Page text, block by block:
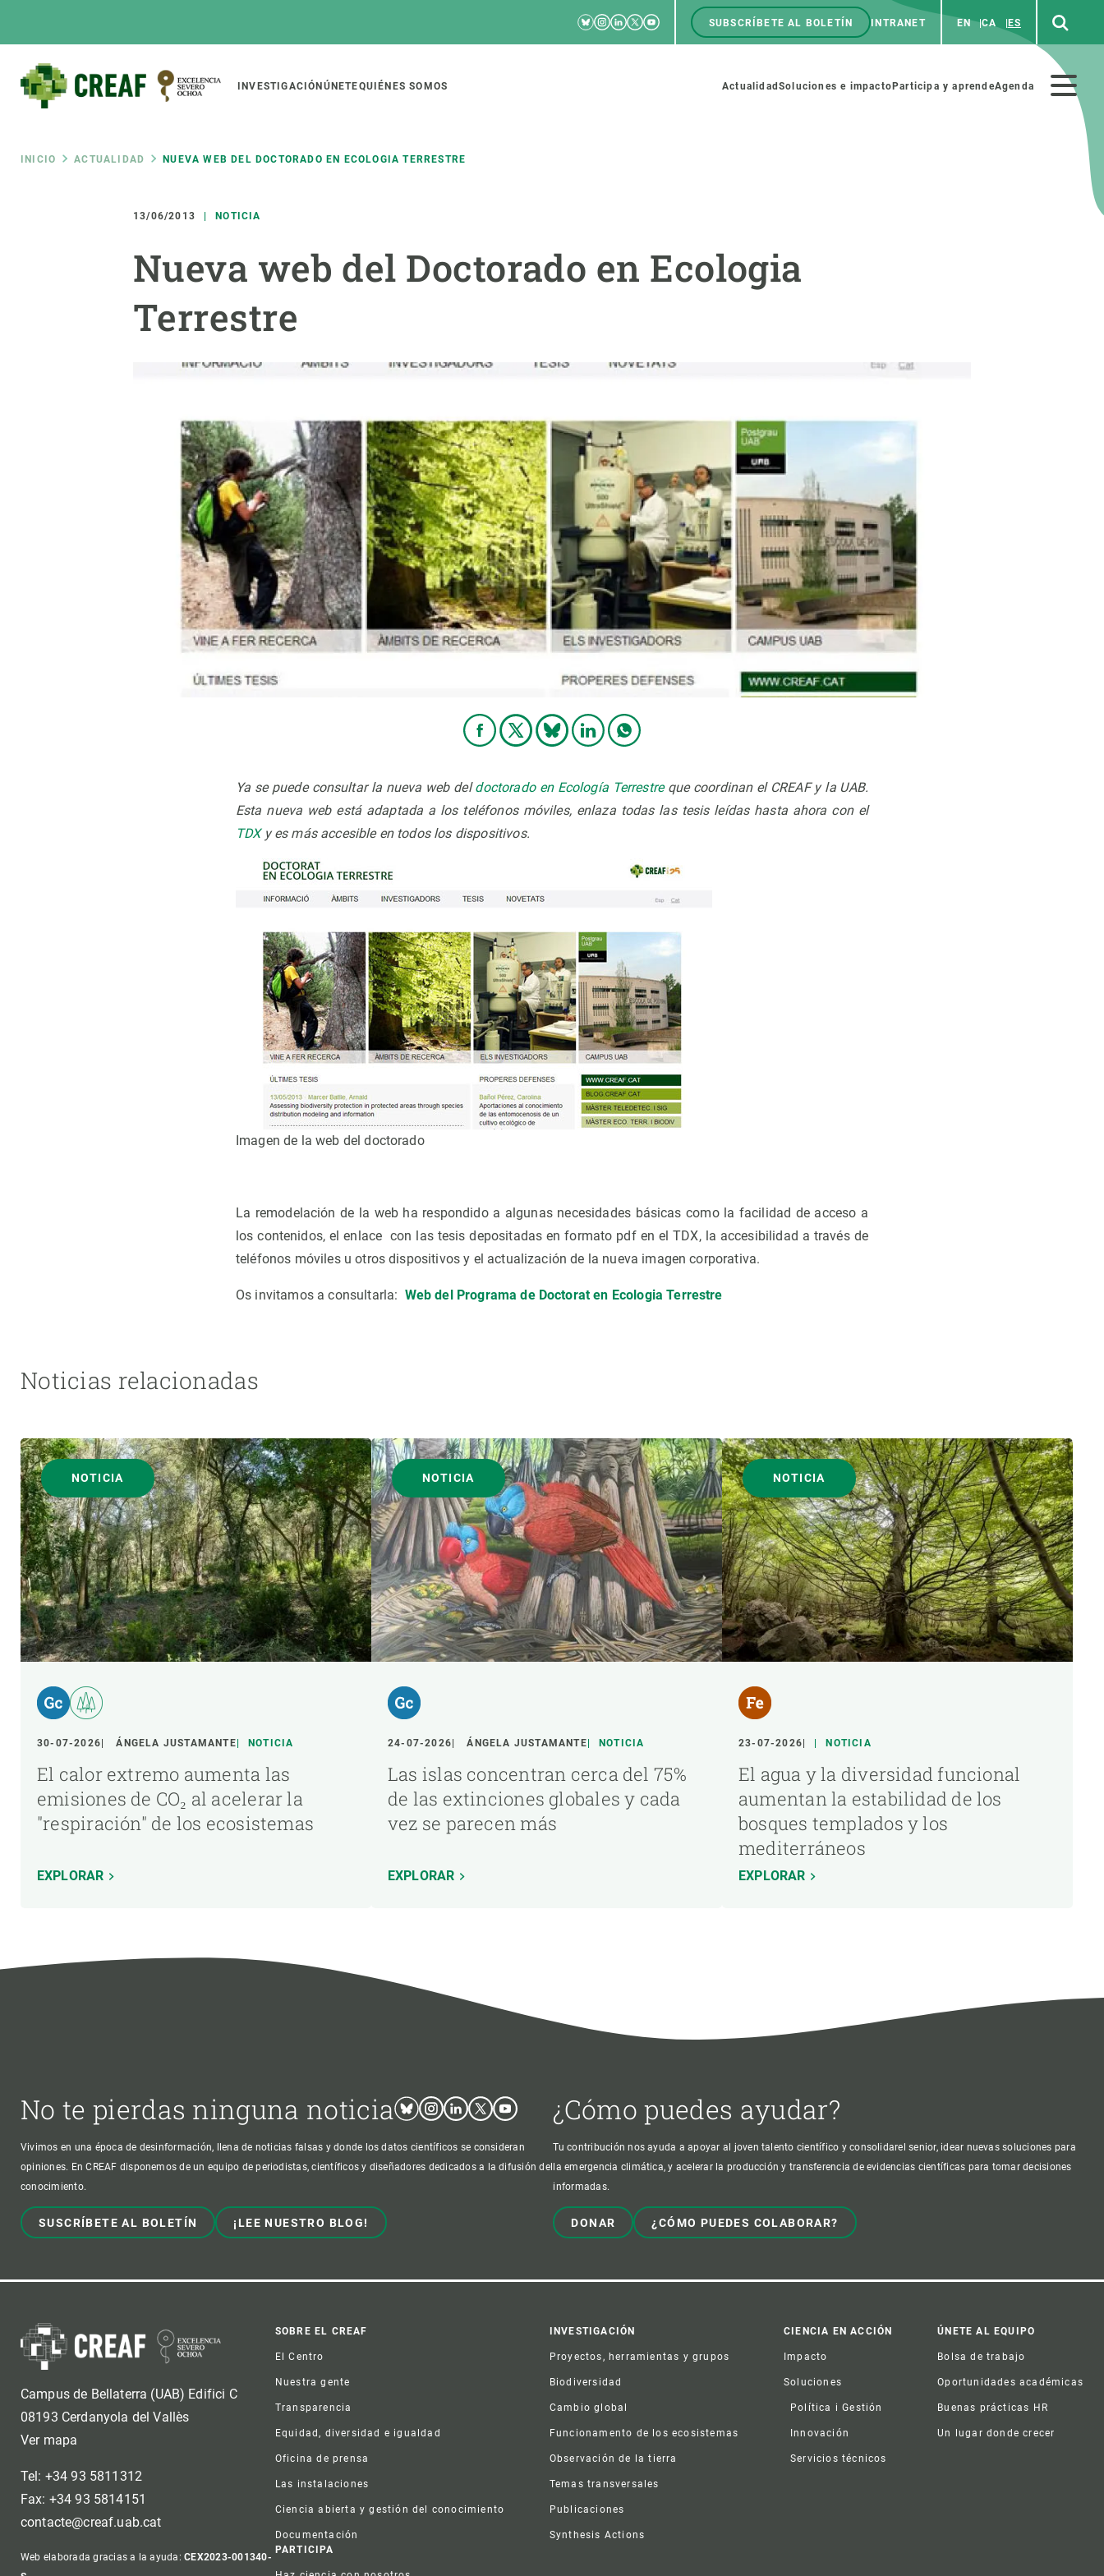
RRSS
Bluesky
Instagram
Linkedin
TwitterYoutube
Menú
top
SUBSCRÍBETE AL BOLETÍN INTRANET EN CA ES
Main
navigation
INVESTIGACIÓN ÚNETEQUIÉNES SOMOS
Menú
Actualidad Soluciones e impacto Participa y aprendeAgenda
Ruta
navegación
INICIO ACTUALIDAD NUEVA WEB DEL DOCTORADO EN ECOLOGIA TERRESTRE
13/06/2013 NOTICIA
Nueva web del Doctorado en Ecologia
Terrestre
Ya se puede consultar la nueva web deldoctorado en Ecología Terrestreque coordinan el CREAF y la UAB.
Esta nueva web está adaptada a los teléfonos móviles, enlaza todas las tesis leídas hasta ahora con el
TDX y es más accesible en todos los dispositivos.
Imagen de la web del doctorado
La remodelación de la web ha respondido a algunas necesidades básicas como la facilidad de acceso a
los contenidos, el enlace con las tesis depositadas en formato pdf en el TDX, la accesibilidad a través de
teléfonos móviles u otros dispositivos y el actualización de la nueva imagen corporativa.
Os invitamos a consultarla: Web del Programa de Doctorat en Ecologia Terrestre
Noticias relacionadas
NOTICIA
30-07-2026 ÁNGELA JUSTAMANTE NOTICIA
El calor extremo aumenta las
emisiones de CO₂ al acelerar la
"respiración" de los ecosistemas
EXPLORAR
NOTICIA
24-07-2026 ÁNGELA JUSTAMANTE NOTICIA
Las islas concentran cerca del 75%
de las extinciones globales y cada
vez se parecen más
EXPLORAR
NOTICIA
23-07-2026 NOTICIA
El agua y la diversidad funcional
aumentan la estabilidad de los
bosques templados y los
mediterráneos
EXPLORAR
No te pierdas ninguna noticiaBlueskyInstagram
LinkedinTwitterYoutube
Vivimos en una época de desinformación, llena de noticias falsas y donde los datos científicos se consideran
opiniones. En CREAF disponemos de un equipo de periodistas, científicos y diseñadores dedicados a la difusión del
conocimiento.
SUSCRÍBETE AL BOLETÍN ¡LEE NUESTRO BLOG!
¿Cómo puedes ayudar?
Tu contribución nos ayuda a apoyar al joven talento científico y consolidarel senior, idear nuevas soluciones para
la emergencia climática, y acelerar la producción y transferencia de evidencias científicas para tomar decisiones
informadas.
DONAR ¿CÓMO PUEDES COLABORAR?
Campus de Bellaterra (UAB) Edifici C
08193 Cerdanyola del Vallès
Ver mapa
Tel: +34 93 5811312
Fax: +34 93 5814151
contacte@creaf.uab.cat
Web elaborada gracias a la ayuda:CEX2023-001340-
Footer
SOBRE EL CREAF
El Centro
Nuestra gente
Transparencia
Equidad, diversidad e igualdad
Oficina de prensa
Las instalaciones
Ciencia abierta y gestión del conocimiento
Documentación
INVESTIGACIÓN
Proyectos, herramientas y grupos
Biodiversidad
Cambio global
Funcionamento de los ecosistemas
Observación de la tierra
Temas transversales
Publicaciones
Synthesis Actions
CIENCIA EN ACCIÓN
Impacto
Soluciones
Política i Gestión
Innovación
Servicios técnicos
ÚNETE AL EQUIPO
Bolsa de trabajo
Oportunidades académicas
Buenas prácticas HR
Un lugar donde crecer
PARTICIPA
Featured
responsive
Responsive
menu
Equidad, Diversidad e Inclusión (EDI)
Ciencia abierta y gestión del conocimiento
Directorio de investigación
Publicaciones
Synthesis Actions
Impacto Bolsa de trabajo
Visitante o sabático
Un lugar donde crecer
Desarrollo de carrera
Seminarios y actividades internas
Te ofrecemos formación